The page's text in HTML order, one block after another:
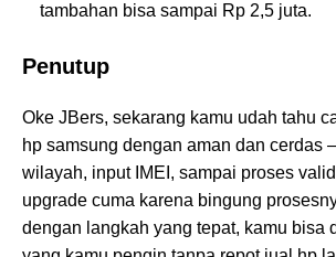
tambahan bisa sampai Rp 2,5 juta.
Penutup
Oke JBers, sekarang kamu udah tahu
hp samsung dengan aman dan cerdas
wilayah, input IMEI, sampai proses
upgrade cuma karena bingung
dengan langkah yang tepat, kamu bisa